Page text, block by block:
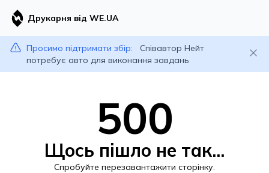
Друкарня від WE.UA
Просимо підтримати збір:
Співавтор Нейт
потребує авто для виконання завдань
500
Щось пішло не так...
Спробуйте перезавантажити сторінку.